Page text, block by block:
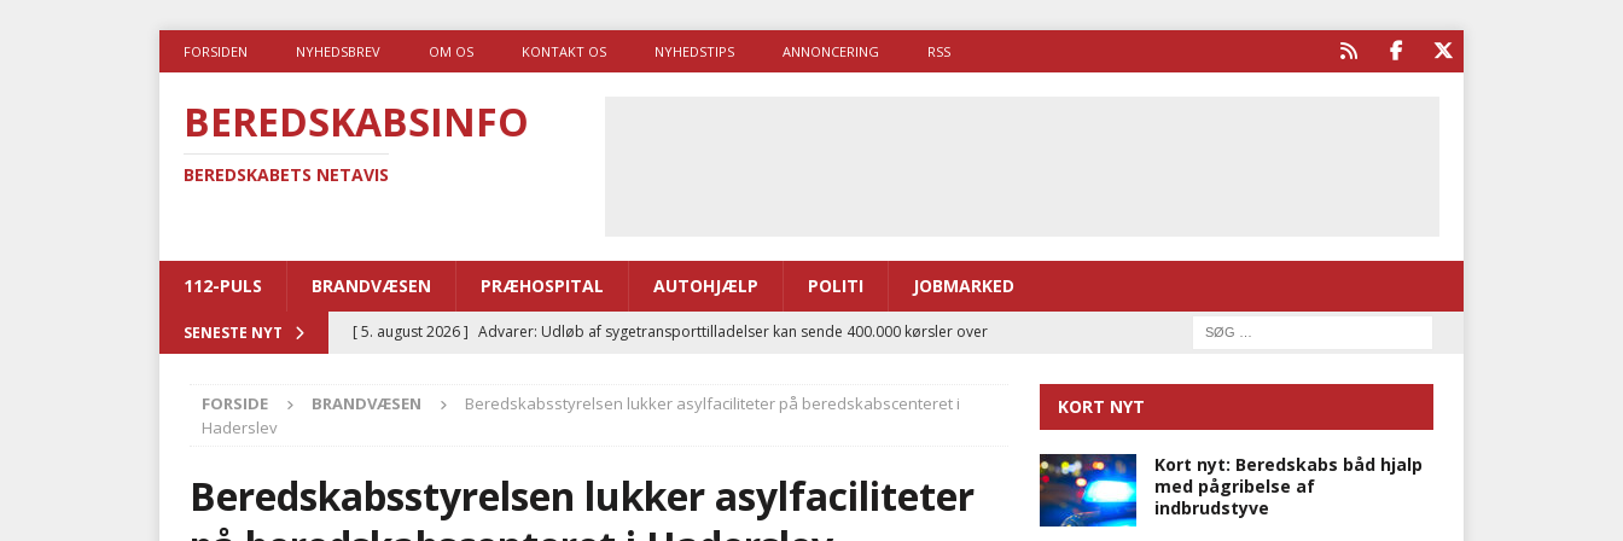
FORSIDEN NYHEDSBREV OM OS KONTAKT OS NYHEDSTIPS ANNONCERING RSS
BEREDSKABSINFO
BEREDSKABETS NETAVIS
112-PULS BRANDVÆSEN PRÆHOSPITAL AUTOHJÆLP POLITI JOBMARKED
SENESTE NYT [ 5. august 2026 ] Advarer: Udløb af sygetransporttilladelser kan sende 400.000 kørsler over
[ 5. august 2026 ] Ny ambulance og el-sygetransportvogn til Samsø
PRÆHOSPITAL
BRANDVÆSEN
[ 4. august 2026 ] Ny treårig politiuddannelse skal ruste betjentene til mere kompleks
FORSIDE BRANDVÆSEN
Beredskabsstyrelsen lukker asylfaciliteter på beredskabscenteret i
Haderslev
Beredskabsstyrelsen lukker asylfaciliteter
KORT NYT
Kort nyt: Beredskabs båd hjalp
med pågribelse af
indbrudstyve